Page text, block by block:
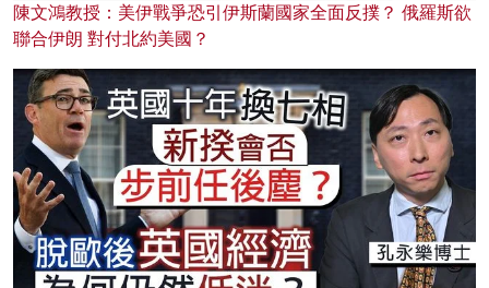
陳文鴻教授：美伊戰爭恐引伊斯蘭國家全面反撲？ 俄羅斯欲
聯合伊朗 對付北約美國？